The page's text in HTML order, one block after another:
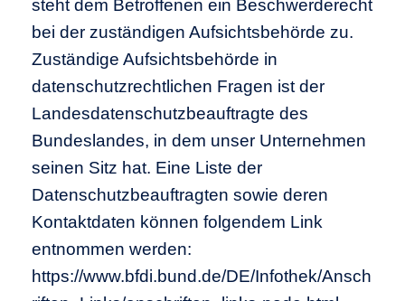
steht dem Betroffenen ein Beschwerderecht
bei der zuständigen Aufsichtsbehörde zu.
Zuständige Aufsichtsbehörde in
datenschutzrechtlichen Fragen ist der
Landesdatenschutzbeauftragte des
Bundeslandes, in dem unser Unternehmen
seinen Sitz hat. Eine Liste der
Datenschutzbeauftragten sowie deren
Kontaktdaten können folgendem Link
entnommen werden:
https://www.bfdi.bund.de/DE/Infothek/Ansch